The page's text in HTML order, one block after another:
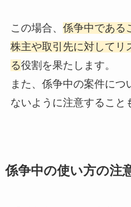
この場合、 係争中である
株主や取引先に対してリ
る役割を果たします。
また、係争中の案件に
ないように注意すること
係争中の使い方の注